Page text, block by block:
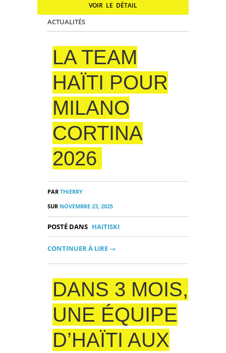
VOIR LE DÉTAIL
ACTUALITÉS
LA TEAM
HAÏTI POUR
MILANO
CORTINA
2026
PAR THIERRY
SUR NOVEMBRE 23, 2025
POSTÉ DANS HAITISKI
CONTINUER À LIRE →
DANS 3 MOIS,
UNE ÉQUIPE
D’HAÏTI AUX